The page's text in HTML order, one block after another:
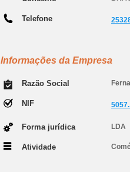
Telefone
Informações da Empresa
Razão Social
NIF
Forma jurídica LDA
Atividade